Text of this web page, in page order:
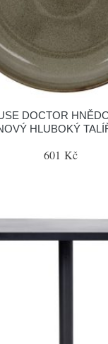
DOCTOR
HLUBOKÝ
601 Kč